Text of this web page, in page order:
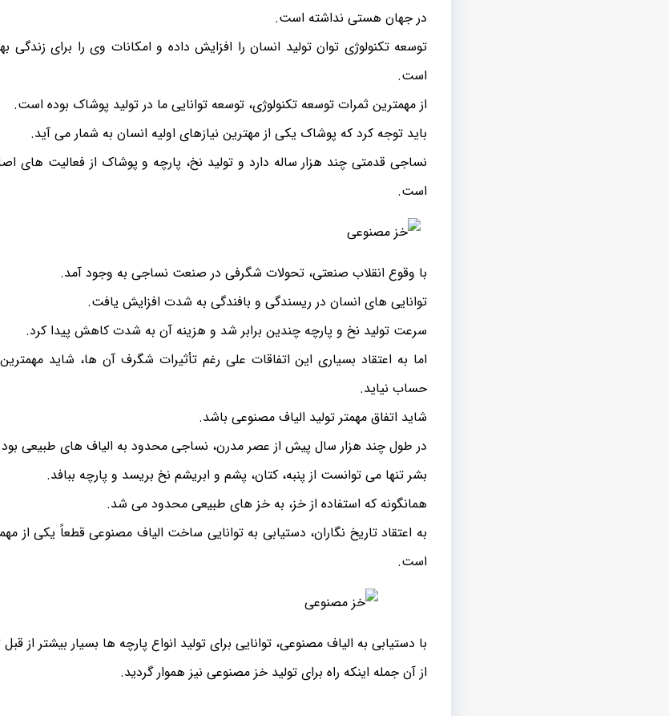
در جهان هستی نداشته است.
توسعه تکنولوژی توان تولید انسان را افزایش داده و امکانات وی را برای
است.
از مهمترین ثمرات توسعه تکنولوژی، توسعه توانایی ما در تولید پوشاک بوده است.
باید توجه کرد که پوشاک یکی از مهترین نیازهای اولیه انسان به شمار می آید.
نساجی قدمتی چند هزار ساله دارد و تولید نخ، پارچه و پوشاک از فعالیت های
است.
با وقوع انقلاب صنعتی، تحولات شگرفی در صنعت نساجی به وجود آمد.
توانایی های انسان در ریسندگی و بافندگی به شدت افزایش یافت.
سرعت تولید نخ و پارچه چندین برابر شد و هزینه آن به شدت کاهش پیدا کرد.
اما به اعتقاد بسیاری این اتفاقات علی رغم تأثیرات شگرف آن ها، شاید
حساب نیاید.
شاید اتفاق مهمتر تولید الیاف مصنوعی باشد.
در طول چند هزار سال پیش از عصر مدرن، نساجی محدود به الیاف های طبیعی
بشر تنها می توانست از پنبه، کتان، پشم و ابریشم نخ بریسد و پارچه ببافد.
همانگونه که استفاده از خز، به خز های طبیعی محدود می شد.
به اعتقاد تاریخ نگاران، دستیابی به توانایی ساخت الیاف مصنوعی قطعاً یکی از
است.
با دستیابی به الیاف مصنوعی، توانایی برای تولید انواع پارچه ها بسیار بیشتر از
از آن جمله اینکه راه برای تولید خز مصنوعی نیز هموار گردید.